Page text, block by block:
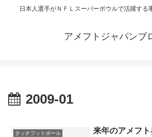
日本人選手がＮＦＬスーパーボウルで活躍する
アメフトジャパンブ
2009-01
タッチフットボール 来年のアメフ